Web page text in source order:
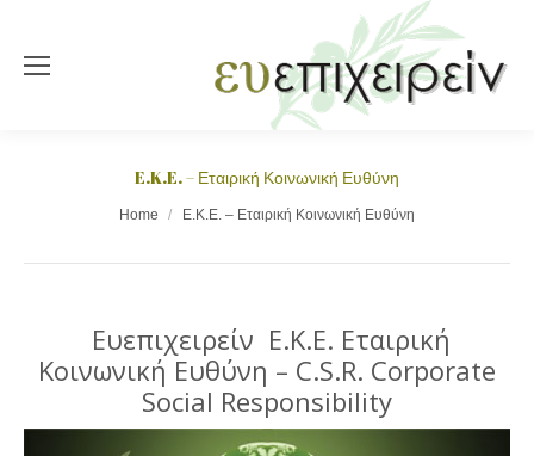
E.K.E. – Εταιρική Κοινωνική Ευθύνη
You are here:Home E.K.E. – Εταιρική Κοινωνική Ευθύνη
Ευεπιχειρείν Ε.Κ.Ε. Εταιρική
Κοινωνική Ευθύνη – C.S.R. Corporate
Social Responsibility